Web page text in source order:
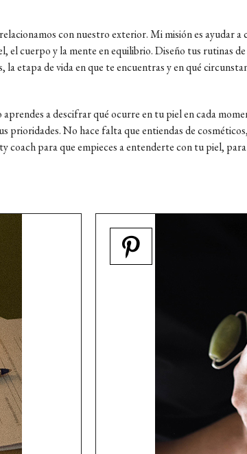
con nuestro exterior. Mi misión es ayudar
el cuerpo y la mente en equilibrio. Diseño tus rutinas
la etapa de vida en que te encuentras y en qué
a descifrar qué ocurre en tu piel en cada
prioridades. No hace falta que entiendas de
coach para que empieces a entenderte con tu piel,